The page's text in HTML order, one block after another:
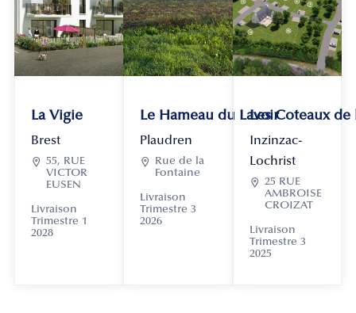
La Vigie
Brest
 55, RUE
VICTOR
EUSEN
Livraison
Trimestre 1
2028
Le Hameau du Lavoir
Plaudren

Rue de la
Fontaine
Livraison
Trimestre 3
2026
Les Coteaux
Inzinzac-
Lochrist
 25 RUE
AMBROISE
CROIZAT
Livraison
Trimestre 3
2025